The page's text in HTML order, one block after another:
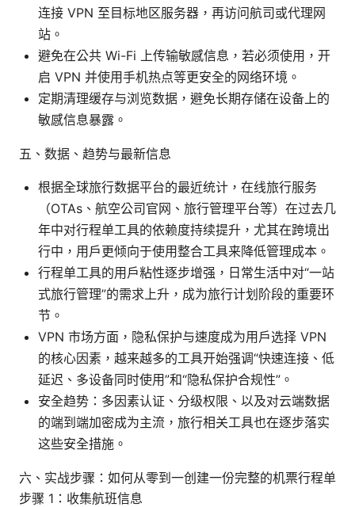
连接 VPN 至目标地区服务器，再访问航司或代理网
站。
避免在公共 Wi-Fi 上传输敏感信息，若必须使用，开
启 VPN 并使用手机热点等更安全的网络环境。
定期清理缓存与浏览数据，避免长期存储在设备上的
敏感信息暴露。
五、数据、趋势与最新信息
根据全球旅行数据平台的最近统计，在线旅行服务
（OTAs、航空公司官网、旅行管理平台等）在过去几
年中对行程单工具的依赖度持续提升，尤其在跨境出
行中，用户更倾向于使用整合工具来降低管理成本。
行程单工具的用户粘性逐步增强，日常生活中对“一站
式旅行管理”的需求上升，成为旅行计划阶段的重要环
节。
VPN 市场方面，隐私保护与速度成为用户选择 VPN
的核心因素，越来越多的工具开始强调“快速连接、低
延迟、多设备同时使用”和“隐私保护合规性”。
安全趋势：多因素认证、分级权限、以及对云端数据
的端到端加密成为主流，旅行相关工具也在逐步落实
这些安全措施。
六、实战步骤：如何从零到一创建一份完整的机票行程单
步骤 1：收集航班信息